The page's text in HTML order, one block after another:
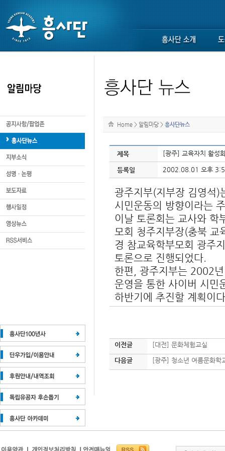
Home > 알림마당 > 흥사단뉴스
제목 [광주] 교육자치 활성
등록일 2002.08.01 오후
광주지부(지부장 김영석
시민운동의 방향이라는
이날 토론회는 교사와 학
모회 청주지부장(충북 교
경 참교육학부모회 광주
토론으로 진행되었다.
한편, 광주지부는 2002
운영을 통한 사이버 시민
하반기에 추진할 계획이
이전글 [대전] 문화체험교실
다음글 [광주] 청소년 여름문화학